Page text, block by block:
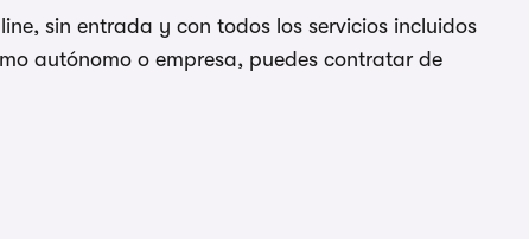
sin entrada y con todos los servicios incluidos
autónomo o empresa, puedes contratar de